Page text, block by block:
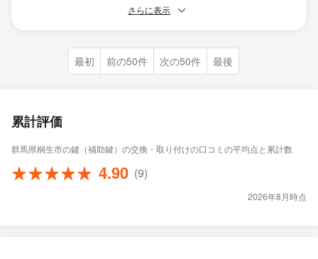
さらに表示
最初 前の50件 次の50件 最後
累計評価
群馬県桐生市の鍵（補助鍵）の交換・取り付けの口コミの平均点と累計数
4.90 (9)
2026年8月時点